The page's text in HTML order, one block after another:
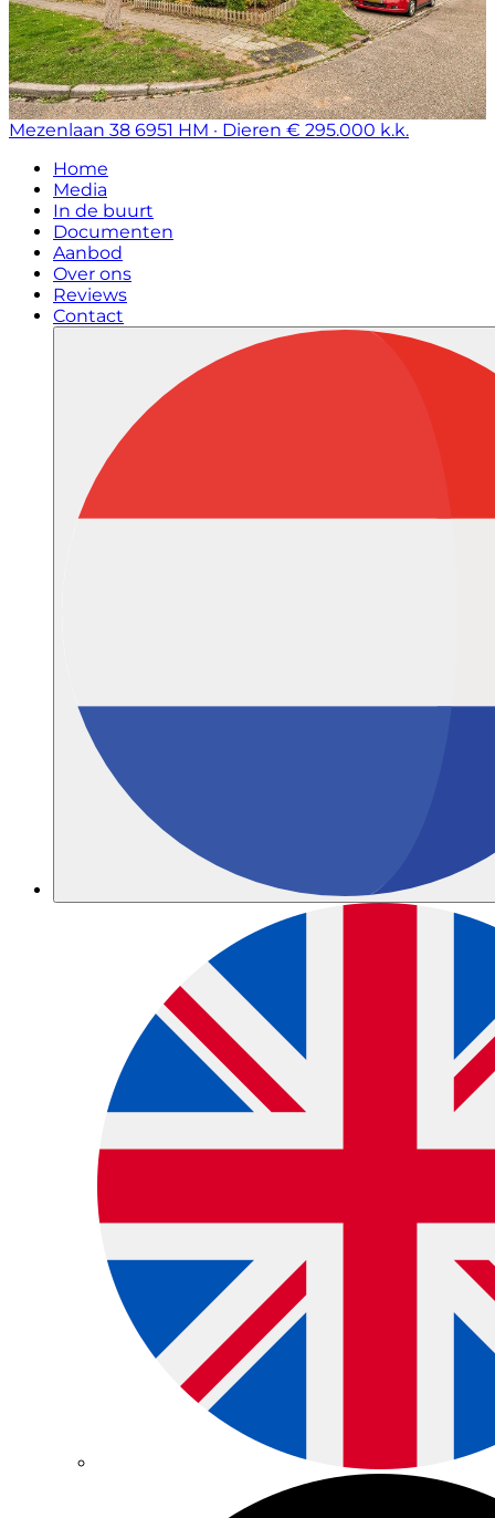
Mezenlaan 38 6951 HM · Dieren € 295.000 k.k.
Home
Media
In de buurt
Documenten
Aanbod
Over ons
Reviews
Contact